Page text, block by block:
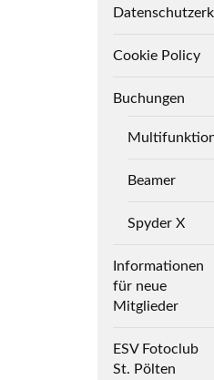
Cookie Policy
Buchungen
Beamer
Spyder X
Informationen
für neue
Mitglieder
ESV Fotoclub
St. Pölten